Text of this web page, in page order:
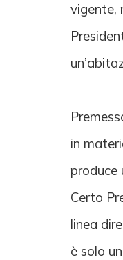
vigente,
in
produce
Certo
linea
è solo